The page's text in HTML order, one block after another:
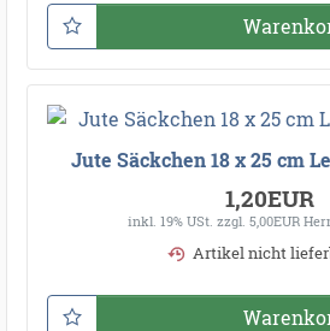
Jute Säckchen 18 x 25 cm
1,20EUR
inkl. 19% USt. zzgl. 5,00EUR
Artikel nicht